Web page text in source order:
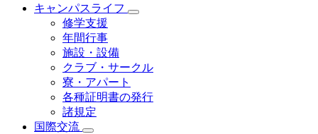
キャンパスライフ
修学支援
年間行事
施設・設備
クラブ・サークル
寮・アパート
各種証明書の発⾏
諸規定
国際交流